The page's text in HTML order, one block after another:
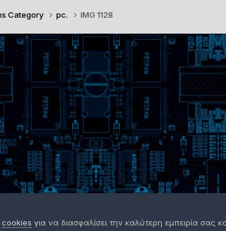
Category pc. IMG 1128
cookies για να διασφαλίσει την καλύτερη εμπειρία σας